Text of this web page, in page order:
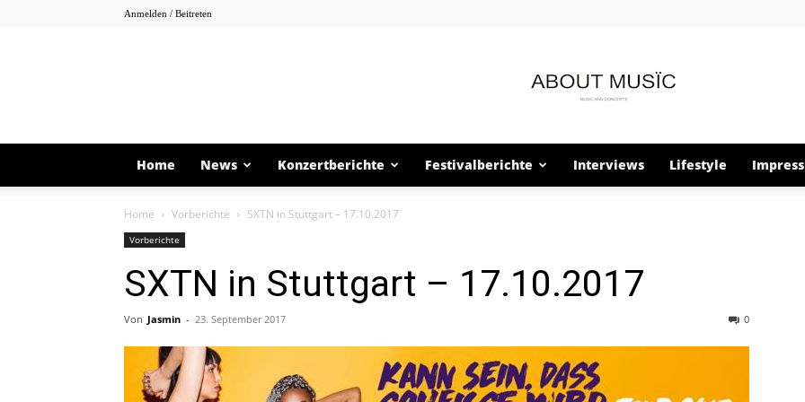
Anmelden / Beitreten
About
Musïc
Home News Konzertberichte Festivalberichte Interviews Lifestyle
Home Vorberichte SXTN in Stuttgart – 17.10.2017
Vorberichte
SXTN in Stuttgart – 17.10.2017
Von Jasmin - 23. September 2017 0